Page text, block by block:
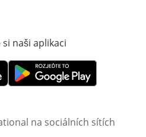
naši aplikaci
Otevře v novém okně
na sociálních sítích